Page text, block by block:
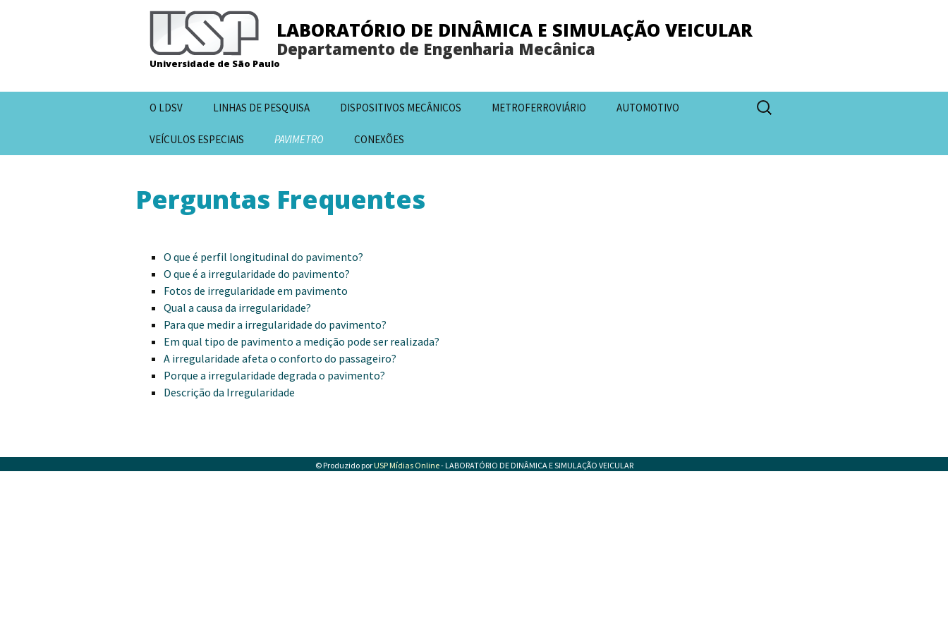
LABORATÓRIO DE DINÂMICA E SIMULAÇÃO VEICULAR
Departamento de Engenharia Mecânica
Universidade de São Paulo
O LDSV LINHAS DE PESQUISA DISPOSITIVOS MECÂNICOS METROFERROVIÁRIO AUTOMOTIVO
VEÍCULOS ESPECIAIS PAVIMETRO CONEXÕES
Pesquisar
por:
Perguntas Frequentes
O que é perfil longitudinal do pavimento?
O que é a irregularidade do pavimento?
Fotos de irregularidade em pavimento
Qual a causa da irregularidade?
Para que medir a irregularidade do pavimento?
Em qual tipo de pavimento a medição pode ser realizada?
A irregularidade afeta o conforto do passageiro?
Porque a irregularidade degrada o pavimento?
Descrição da Irregularidade
© Produzido por USP Mídias Online- LABORATÓRIO DE DINÂMICA E SIMULAÇÃO VEICULAR